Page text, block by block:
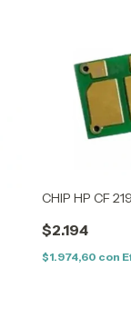
CHIP HP CF
$2.194
$1.974,60 con